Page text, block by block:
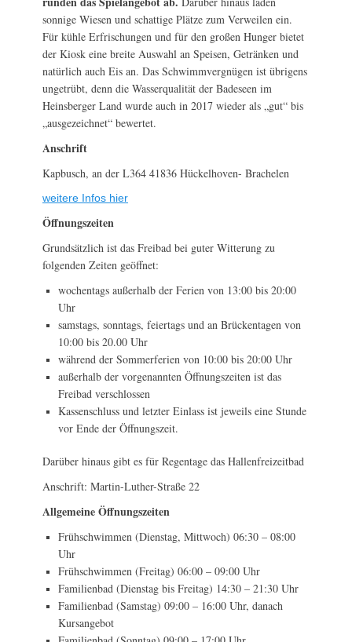
sonnige Wiesen und schattige Plätze zum Verweilen ein.
Für kühle Erfrischungen und für den großen Hunger bietet
der Kiosk eine breite Auswahl an Speisen, Getränken und
natürlich auch Eis an. Das Schwimmvergnügen ist übrigens
ungetrübt, denn die Wasserqualität der Badeseen im
Heinsberger Land wurde auch in 2017 wieder als „gut“ bis
„ausgezeichnet“ bewertet.
Anschrift
Kapbusch, an der L364 41836 Hückelhoven- Brachelen
weitere Infos hier
Öffnungszeiten
Grundsätzlich ist das Freibad bei guter Witterung zu
folgenden Zeiten geöffnet:
wochentags außerhalb der Ferien von 13:00 bis 20:00
Uhr
samstags, sonntags, feiertags und an Brückentagen von
10:00 bis 20.00 Uhr
während der Sommerferien von 10:00 bis 20:00 Uhr
außerhalb der vorgenannten Öffnungszeiten ist das
Freibad verschlossen
Kassenschluss und letzter Einlass ist jeweils eine Stunde
vor Ende der Öffnungszeit.
Darüber hinaus gibt es für Regentage das Hallenfreizeitbad
Anschrift: Martin-Luther-Straße 22
Allgemeine Öffnungszeiten
Frühschwimmen (Dienstag, Mittwoch) 06:30 – 08:00
Uhr
Frühschwimmen (Freitag) 06:00 – 09:00 Uhr
Familienbad (Dienstag bis Freitag) 14:30 – 21:30 Uhr
Familienbad (Samstag) 09:00 – 16:00 Uhr, danach
Kursangebot